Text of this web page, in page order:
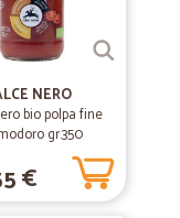
05/07/2020
28/02/2020
NERO
bio polpa fine
gr.350
€